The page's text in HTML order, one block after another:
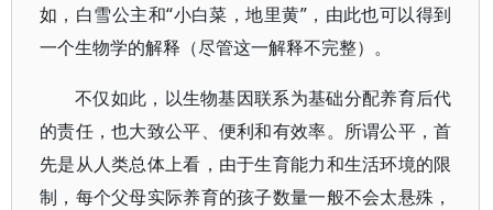
如，白雪公主和“小白菜，地里黄”，由此也可以得到
一个生物学的解释（尽管这一解释不完整）。
不仅如此，以生物基因联系为基础分配养育后代
的责任，也大致公平、便利和有效率。所谓公平，首
先是从人类总体上看，由于生育能力和生活环境的限
制，每个父母实际养育的孩子数量一般不会太悬殊，